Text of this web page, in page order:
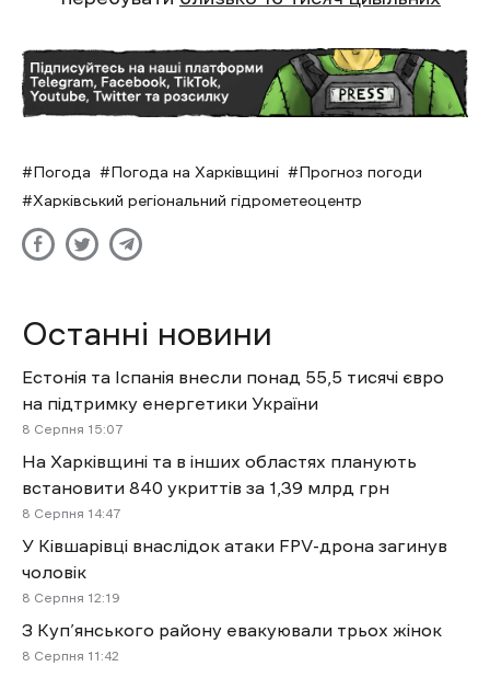
Погода Погода на Харківщині
Прогноз погоди
Харківський регіональний гідрометеоцентр
Останні новини
Естонія та Іспанія внесли понад 55,5 тисячі євро
на підтримку енергетики України
8 Cерпня 15:07
На Харківщині та в інших областях планують
встановити 840 укриттів за 1,39 млрд грн
8 Cерпня 14:47
У Ківшарівці внаслідок атаки FPV-дрона загинув
чоловік
8 Cерпня 12:19
З Куп’янського району евакуювали трьох жінок
8 Cерпня 11:42